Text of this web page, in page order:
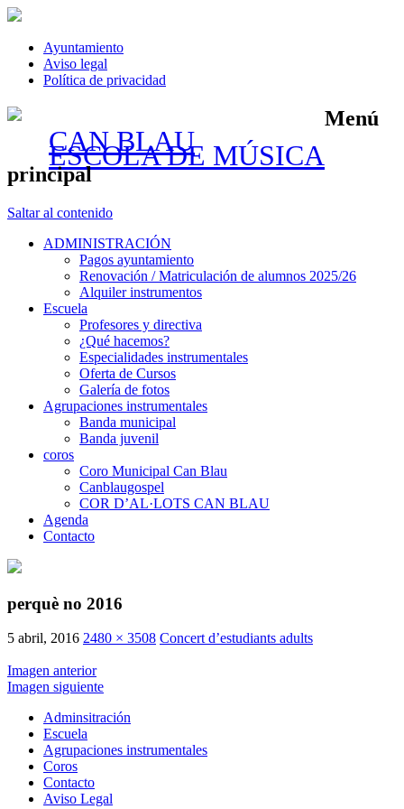
Ayuntamiento
Aviso legal
Política de privacidad
CAN BLAU
ESCOLA DE MÚSICA
Menú
principal
Saltar al contenido
ADMINISTRACIÓN
Pagos ayuntamiento
Renovación / Matriculación de alumnos 2025/26
Alquiler instrumentos
Escuela
Profesores y directiva
¿Qué hacemos?
Especialidades instrumentales
Oferta de Cursos
Galería de fotos
Agrupaciones instrumentales
Banda municipal
Banda juvenil
coros
Coro Municipal Can Blau
Canblaugospel
COR D’AL·LOTS CAN BLAU
Agenda
Contacto
perquè no 2016
5 abril, 2016 2480 × 3508 Concert d’estudiants adults
Imagen anterior
Imagen siguiente
Adminsitración
Escuela
Agrupaciones instrumentales
Coros
Contacto
Aviso Legal